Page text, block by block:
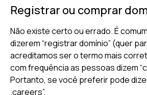
Registrar ou comprar
Não existe certo ou errado. É
dizerem “registrar domínio” (quer
acreditamos ser o termo mais
com frequência as pessoas dizem
Portanto, se você preferir pode
.careers”.